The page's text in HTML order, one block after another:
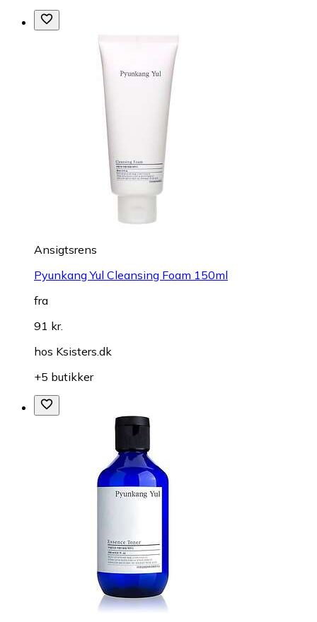
Ansigtsrens
Pyunkang Yul Cleansing Foam 150ml
fra
91 kr.
hos Ksisters.dk
+5 butikker